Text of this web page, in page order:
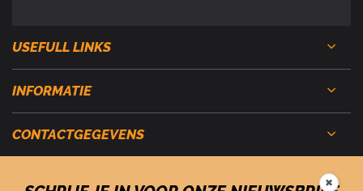
USEFULL LINKS
INFORMATIE
CONTACTGEGEVENS
✖